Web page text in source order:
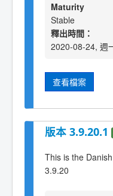
Maturity
Stable
釋出時間：
2020-08-24, 週
查看檔案
版本 3.9.20.1
This is the
3.9.20